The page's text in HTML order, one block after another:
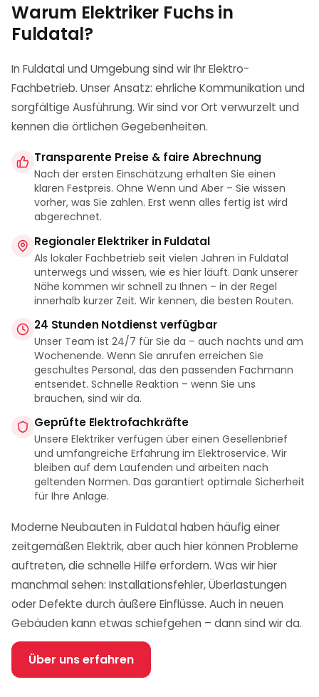
Warum Elektriker Fuchs in
Fuldatal?
In Fuldatal und Umgebung sind wir Ihr Elektro-
Fachbetrieb. Unser Ansatz: ehrliche Kommunikation und
sorgfältige Ausführung. Wir sind vor Ort verwurzelt und
kennen die örtlichen Gegebenheiten.
Transparente Preise & faire Abrechnung
Nach der ersten Einschätzung erhalten Sie einen
klaren Festpreis. Ohne Wenn und Aber – Sie wissen
vorher, was Sie zahlen. Erst wenn alles fertig ist wird
abgerechnet.
Regionaler Elektriker in Fuldatal
Als lokaler Fachbetrieb seit vielen Jahren in Fuldatal
unterwegs und wissen, wie es hier läuft. Dank unserer
Nähe kommen wir schnell zu Ihnen – in der Regel
innerhalb kurzer Zeit. Wir kennen, die besten Routen.
24 Stunden Notdienst verfügbar
Unser Team ist 24/7 für Sie da – auch nachts und am
Wochenende. Wenn Sie anrufen erreichen Sie
geschultes Personal, das den passenden Fachmann
entsendet. Schnelle Reaktion – wenn Sie uns
brauchen, sind wir da.
Geprüfte Elektrofachkräfte
Unsere Elektriker verfügen über einen Gesellenbrief
und umfangreiche Erfahrung im Elektroservice. Wir
bleiben auf dem Laufenden und arbeiten nach
geltenden Normen. Das garantiert optimale Sicherheit
für Ihre Anlage.
Moderne Neubauten in Fuldatal haben häufig einer
zeitgemäßen Elektrik, aber auch hier können Probleme
auftreten, die schnelle Hilfe erfordern. Was wir hier
manchmal sehen: Installationsfehler, Überlastungen
oder Defekte durch äußere Einflüsse. Auch in neuen
Gebäuden kann etwas schiefgehen – dann sind wir da.
Über uns erfahren